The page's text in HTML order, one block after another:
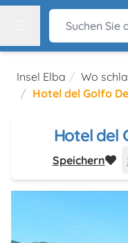
Suchen Sie
Insel Elba Wo
Hotel del Golfo
Hotel del
Speichern